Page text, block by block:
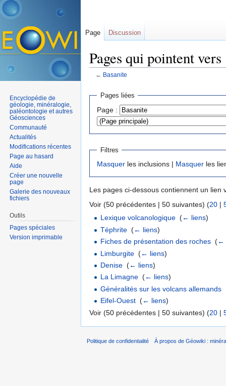
Pages qui pointent
← Basanite
Pages liées
Page :
Filtres
Masquer les inclusions | Masquer les
Les pages ci-dessous contiennent un lien
Voir (50 précédentes | 50 suivantes) (20 |
Lexique volcanologique ‎(← liens)
Téphrite ‎(← liens)
Fiches de présentation des roches ‎(←
Limburgite ‎(← liens)
Denise ‎(← liens)
La Limagne ‎(← liens)
Généralités sur les volcans allemands ‎
Eifel-Ouest ‎(← liens)
Voir (50 précédentes | 50 suivantes) (20 |
Page Discussion
Encyclopédie de
géologie, minéralogie,
paléontologie et autres
Géosciences
Communauté
Actualités
Modifications récentes
Page au hasard
Aide
Créer une nouvelle
page
Galerie des nouveaux
fichiers
Outils
Pages spéciales
Version imprimable
Politique de confidentialité À propos de Géowiki :